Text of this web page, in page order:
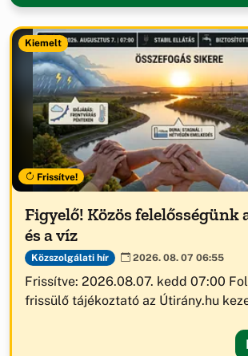
Kiemelt
Frissítve!
Figyelő! Közös felelősségünk
és a víz
Közszolgálati hír 2026. 08. 07 06:55
Frissítve: 2026.08.07. kedd 07:00
frissülő tájékoztató az Útirány.hu